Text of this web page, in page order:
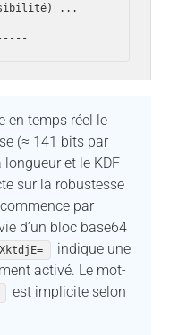
...
en temps réel le
(≈ 141 bits par
et le KDF
sur la robustesse
par
d’un bloc base64
indique une
activé. Le mot-
est implicite selon